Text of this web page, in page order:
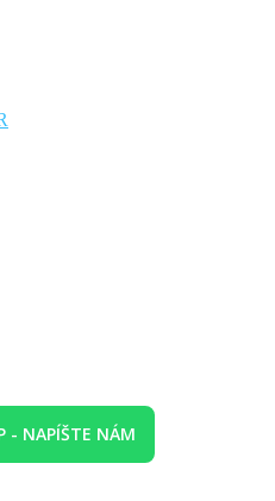
- NAPÍŠTE NÁM